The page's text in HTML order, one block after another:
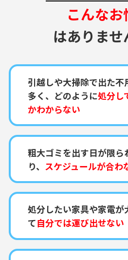
こんなお
はありませ
引越しや大掃除で出た不
多く、どのように処分し
かわからない
粗大ゴミを出す日が限ら
り、 スケジュールが合わ
処分したい家具や家電が
て自分では運び出せない